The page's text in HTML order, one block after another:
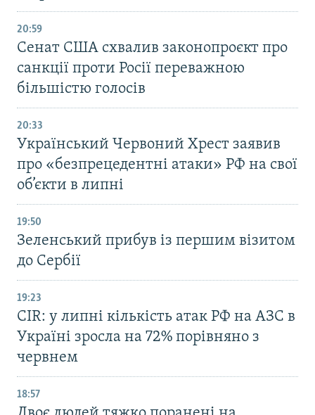
20:59
Cенат США схвалив законопроєкт про
санкції проти Росії переважною
більшістю голосів
20:33
Український Червоний Хрест заявив
про «безпрецедентні атаки» РФ на свої
об’єкти в липні
19:50
Зеленський прибув із першим візитом
до Сербії
19:23
CIR: у липні кількість атак РФ на АЗС в
Україні зросла на 72% порівняно з
червнем
18:57